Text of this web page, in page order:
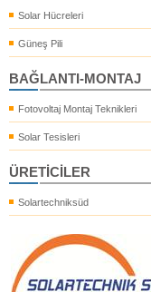
Solar Hücreleri
Güneş Pili
BAĞLANTI-MONTAJ
Fotovoltaj Montaj Teknikleri
Solar Tesisleri
ÜRETİCİLER
Solartechniksüd